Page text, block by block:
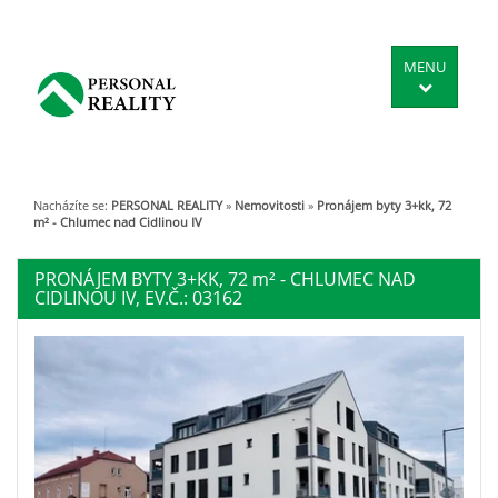
MENU
Nacházíte se: PERSONAL REALITY » Nemovitosti » Pronájem byty 3+kk, 72
m² - Chlumec nad Cidlinou IV
PRONÁJEM BYTY 3+KK, 72 m²- CHLUMEC NAD
CIDLINOU IV, EV.Č.: 03162